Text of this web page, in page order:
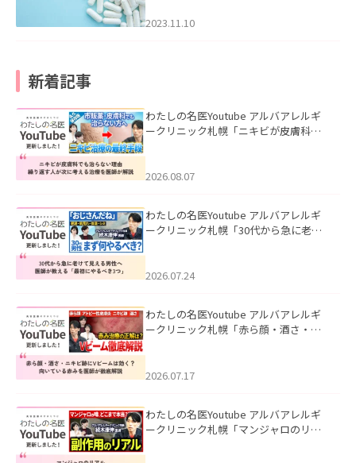
2023.11.10
新着記事
わたしの名医Youtube アルバアレルギ
ークリニック札幌「ニキビが皮膚科で
ました。
2026.08.07
わたしの名医Youtube アルバアレルギ
ークリニック札幌「30代から急に老け
た。
2026.07.24
わたしの名医Youtube アルバアレルギ
ークリニック札幌「赤ら顔・酒さ・ニ
した。
2026.07.17
わたしの名医Youtube アルバアレルギ
ークリニック札幌「マンジャロのリア